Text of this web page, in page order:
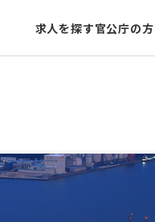
求人を探す官公庁の方